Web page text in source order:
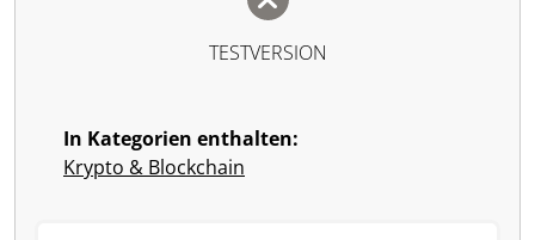
TESTVERSION
In Kategorien enthalten:
Krypto & Blockchain